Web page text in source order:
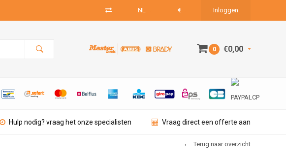
NL € Inloggen
0 €0,00
Hulp nodig? vraag het onze specialisten Vraag direct een offerte aan
Terug naar overzicht